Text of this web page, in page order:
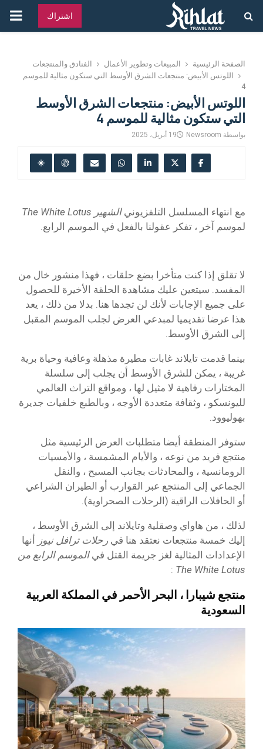
اشتراك
الصفحة الرئيسية المبيعات وتطوير الأعمال
الفنادق والمنتجعات
اللوتس الأبيض: منتجعات الشرق الأوسط التي ستكون مثالية للموسم
4
اللوتس الأبيض: منتجعات الشرق الأوسط
التي ستكون مثالية للموسم 4
بواسطة Newsroom 19 أبريل، 2025
مع انتهاء المسلسل التلفزيونيالشهير The White Lotus
لموسم آخر ، تفكر عقولنا بالفعل في الموسم الرابع.
لا تقلق إذا كنت متأخرا بضع حلقات ، فهذا منشور خال من
المفسد. سيتعين عليك مشاهدة الحلقة الأخيرة للحصول
على جميع الإجابات لأنك لن تجدها هنا. بدلا من ذلك ، يعد
هذا عرضا تقديميا لمبدعي العرض لجلب الموسم المقبل
إلى الشرق الأوسط.
بينما قدمت تايلاند غابات مطيرة مذهلة وعافية وحياة برية
غريبة ، يمكن للشرق الأوسط أن يجلب إلى سلسلة
المختارات رفاهية لا مثيل لها ، ومواقع التراث العالمي
لليونسكو ، وثقافة متعددة الأوجه ، وبالطبع خلفيات جديرة
بهوليوود.
ستوفر المنطقة أيضا متطلبات العرض الرئيسية مثل
منتجع فريد من نوعه ، والأيام المشمسة ، والأمسيات
الرومانسية ، والمحادثات بجانب المسبح ، والنقل
الجماعي إلى المنتجع عبر القوارب أو الطيران الشراعي
أو الحافلات الراقية (الرحلات الصحراوية).
لذلك ، من هاواي وصقلية وتايلاند إلى الشرق الأوسط ،
إليك خمسة منتجعات نعتقد هنا في رحلات ترافل نيوز أنها
الإعدادات المثالية لغز جريمة القتل فيالموسم الرابع من
The White Lotus
:
منتجع شيبارا ، البحر الأحمر في المملكة العربية
السعودية